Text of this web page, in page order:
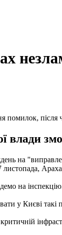
помилок, після
влади
на
листопада,
на
у Києві такі